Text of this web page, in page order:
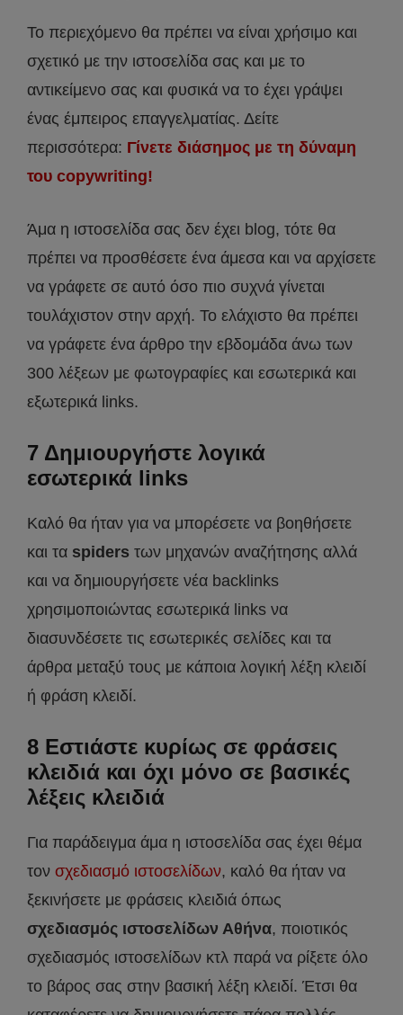
Το περιεχόμενο θα πρέπει να είναι χρήσιμο και
σχετικό με την ιστοσελίδα σας και με το
αντικείμενο σας και φυσικά να το έχει γράψει
ένας έμπειρος επαγγελματίας. Δείτε
περισσότερα: Γίνετε διάσημος με τη δύναμη
του copywriting!
Άμα η ιστοσελίδα σας δεν έχει blog, τότε θα
πρέπει να προσθέσετε ένα άμεσα και να αρχίσετε
να γράφετε σε αυτό όσο πιο συχνά γίνεται
τουλάχιστον στην αρχή. Το ελάχιστο θα πρέπει
να γράφετε ένα άρθρο την εβδομάδα άνω των
300 λέξεων με φωτογραφίες και εσωτερικά και
εξωτερικά links.
7 Δημιουργήστε λογικά
εσωτερικά links
Καλό θα ήταν για να μπορέσετε να βοηθήσετε
και τα spiders των μηχανών αναζήτησης αλλά
και να δημιουργήσετε νέα backlinks
χρησιμοποιώντας εσωτερικά links να
διασυνδέσετε τις εσωτερικές σελίδες και τα
άρθρα μεταξύ τους με κάποια λογική λέξη κλειδί
ή φράση κλειδί.
8 Εστιάστε κυρίως σε φράσεις
κλειδιά και όχι μόνο σε βασικές
λέξεις κλειδιά
Για παράδειγμα άμα η ιστοσελίδα σας έχει θέμα
τον σχεδιασμό ιστοσελίδων, καλό θα ήταν να
ξεκινήσετε με φράσεις κλειδιά όπως
σχεδιασμός ιστοσελίδων Αθήνα, ποιοτικός
σχεδιασμός ιστοσελίδων κτλ παρά να ρίξετε όλο
το βάρος σας στην βασική λέξη κλειδί. Έτσι θα